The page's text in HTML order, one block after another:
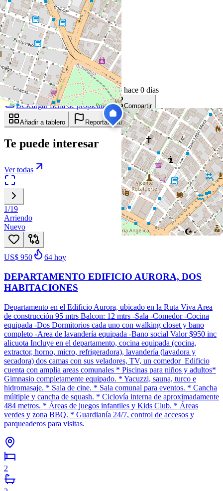
Coordenadas:-0.198194,-78.497752
Cómo llegar
Publicado Hace 4 días
28visitas
1 de agosto de 2026
4días en el mercado
· actualizado hace 0 días
Descargar ficha de propiedad
Compartir
Añadir a tablero Reportar anuncio
Te puede interesar
Ver todas
1/19
Arriendo
Nuevo
US$ 950 64 hoy
DEPARTAMENTO EDIFICIO AURORA, DOS
HABITACIONES
Departamento en el Edificio Aurora, ubicado en la Ruta Viva Area
de construcción 95 mtrs Balcon: 12 mtrs -Sala -Comedor -Cocina
equipada -Dos Dormitorios cada uno con walking closet y bano
completo -Area de lavandería equipada -Bano social Valor $950 inc
alicuota Incluye en el departamento, cocina equipada (cocina,
extractor, horno, micro, refrigeradora), lavandería (lavadora y
secadora) dos camas con sus veladores, TV, un comedor Edificio
cuenta con amplia areas comunales * Piscinas para niños y adultos*
Gimnasio completamente equipado. * Yacuzzi, sauna, turco e
hidromasaje. * Sala de cine. * Sala comunal para eventos. * Cancha
múltiple y cancha de squash. * Ciclovía interna de aproximadamente
484 metros. * Áreas de juegos infantiles y Kids Club. * Áreas
verdes y zona BBQ. * Guardianía 24/7, control de accesos y
parqueaderos para visitas.
2